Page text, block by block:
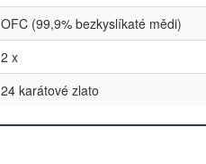
OFC (99,9% bezkyslíkaté mědi)
2 x
24 karátové zlato